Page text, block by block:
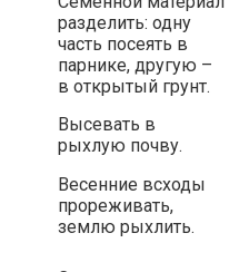
разделить: одну
часть посеять в
парнике, другую –
в открытый грунт.
Высевать в
рыхлую почву.
Весенние всходы
прореживать,
землю рыхлить.